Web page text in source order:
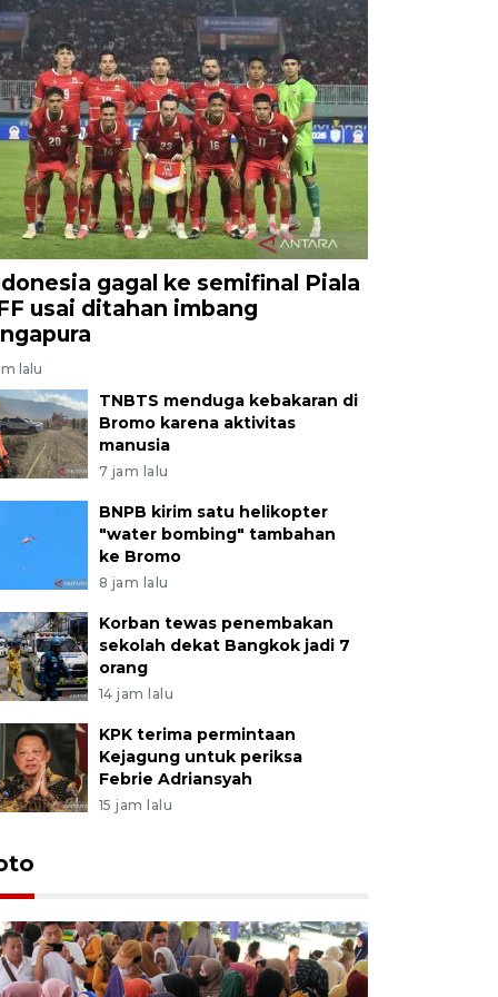
gagal ke semifinal Piala
usai ditahan imbang
lalu
TNBTS menduga kebakaran di
Bromo karena aktivitas
manusia
7 jam lalu
BNPB kirim satu helikopter
"water bombing" tambahan
ke Bromo
8 jam lalu
Korban tewas penembakan
sekolah dekat Bangkok jadi 7
orang
14 jam lalu
KPK terima permintaan
Kejagung untuk periksa
Febrie Adriansyah
15 jam lalu